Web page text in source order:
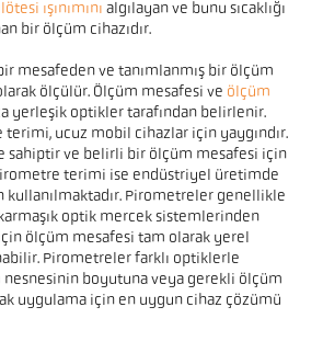
ışınımını algılayan ve bunu sıcaklığı
bir ölçüm cihazıdır.
mesafeden ve tanımlanmış bir ölçüm
ölçülür. Ölçüm mesafesi ve ölçüm
yerleşik optikler tarafından belirlenir.
terimi, ucuz mobil cihazlar için yaygındır.
sahiptir ve belirli bir ölçüm mesafesi için
terimi ise endüstriyel üretimde
kullanılmaktadır. Pirometreler genellikle
optik mercek sistemlerinden
için ölçüm mesafesi tam olarak yerel
Pirometreler farklı optiklerle
nesnesinin boyutuna veya gerekli ölçüm
uygulama için en uygun cihaz çözümü